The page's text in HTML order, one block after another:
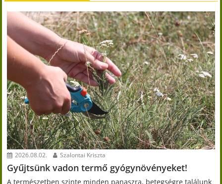
2026.08.02. Szalontai Kriszta
Gyűjtsünk vadon termő gyógynövényeket!
A természetben szinte minden panaszra, betegségre találunk